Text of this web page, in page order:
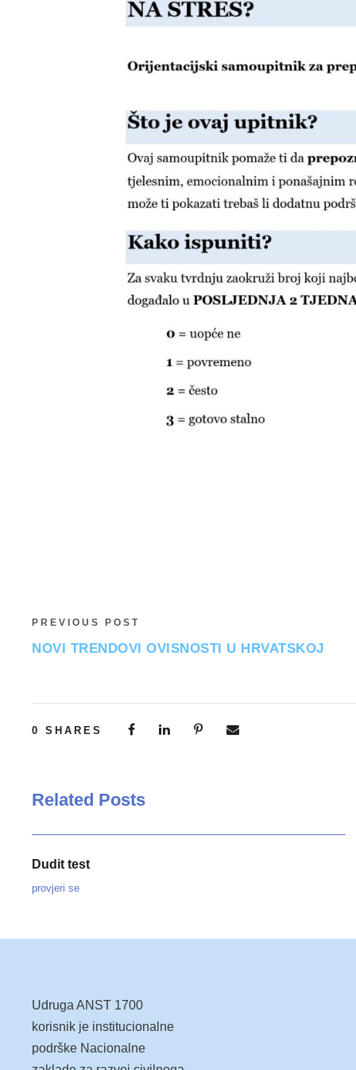
PREVIOUS POST
NOVI TRENDOVI OVISNOSTI U HRVATSKOJ
0 SHARES
Related Posts
Dudit test
provjeri se
Udruga ANST 1700
korisnik je institucionalne
podrške Nacionalne